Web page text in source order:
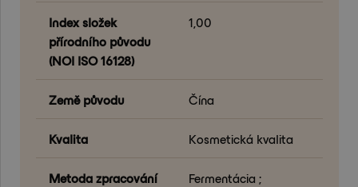
Index složek
přírodního původu
(NOI ISO 16128)
1,00
Země původu Čína
Kvalita Kosmetická kvalita
Metoda zpracování
Fermentácia ;